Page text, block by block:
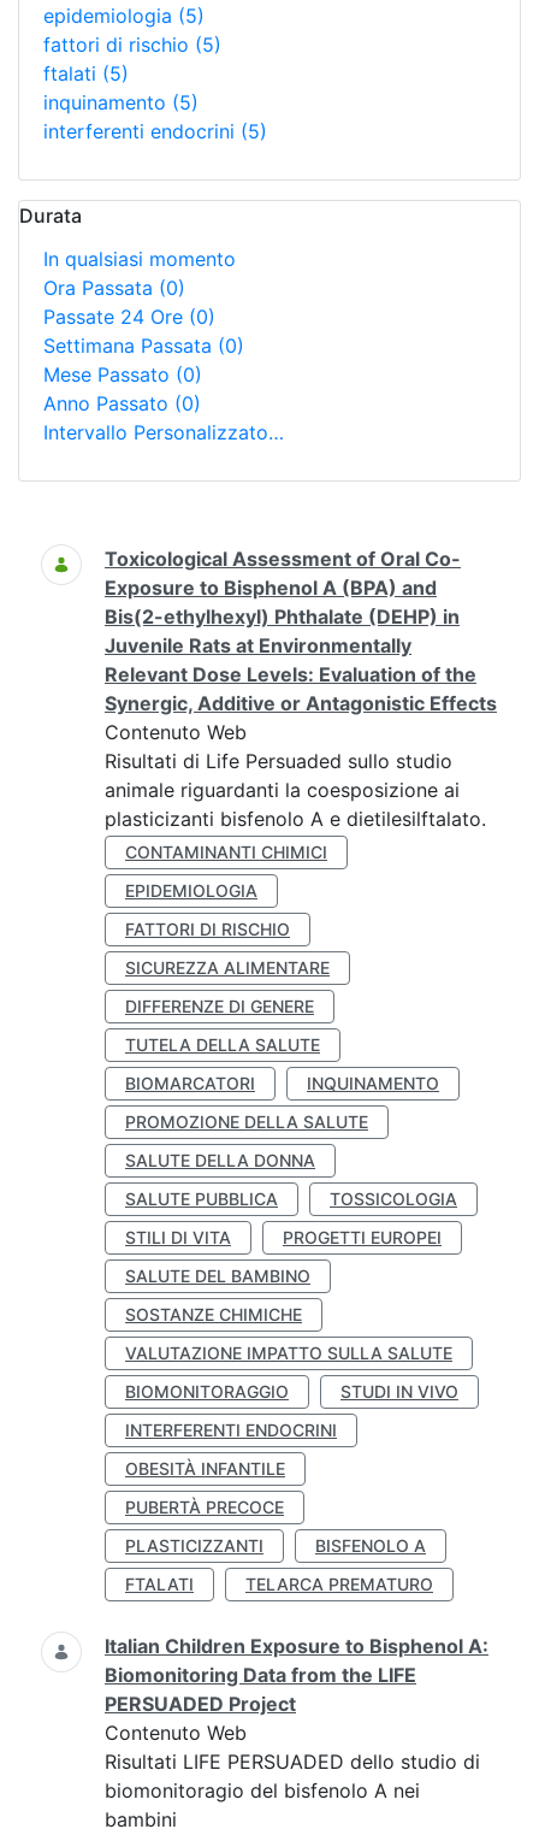
epidemiologia (5)
fattori di rischio (5)
ftalati (5)
inquinamento (5)
interferenti endocrini (5)
Durata
In qualsiasi momento
Ora Passata (0)
Passate 24 Ore (0)
Settimana Passata (0)
Mese Passato (0)
Anno Passato (0)
Intervallo Personalizzato…
Ricerca
Toxicological Assessment of Oral Co-
Exposure to Bisphenol A (BPA) and
Bis(2-ethylhexyl) Phthalate (DEHP) in
Juvenile Rats at Environmentally
Relevant Dose Levels: Evaluation of the
Synergic, Additive or Antagonistic Effects
Contenuto Web
Risultati di Life Persuaded sullo studio
animale riguardanti la coesposizione ai
plasticizanti bisfenolo A e dietilesilftalato.
CONTAMINANTI CHIMICI
EPIDEMIOLOGIA
FATTORI DI RISCHIO
SICUREZZA ALIMENTARE
DIFFERENZE DI GENERE
TUTELA DELLA SALUTE
BIOMARCATORI
INQUINAMENTO
PROMOZIONE DELLA SALUTE
SALUTE DELLA DONNA
SALUTE PUBBLICA
TOSSICOLOGIA
STILI DI VITA
PROGETTI EUROPEI
SALUTE DEL BAMBINO
SOSTANZE CHIMICHE
VALUTAZIONE IMPATTO SULLA SALUTE
BIOMONITORAGGIO
STUDI IN VIVO
INTERFERENTI ENDOCRINI
OBESITÀ INFANTILE
PUBERTÀ PRECOCE
PLASTICIZZANTI
BISFENOLO A
FTALATI
TELARCA PREMATURO
Italian Children Exposure to Bisphenol A:
Biomonitoring Data from the LIFE
PERSUADED Project
Contenuto Web
Risultati LIFE PERSUADED dello studio di
biomonitoragio del bisfenolo A nei
bambini